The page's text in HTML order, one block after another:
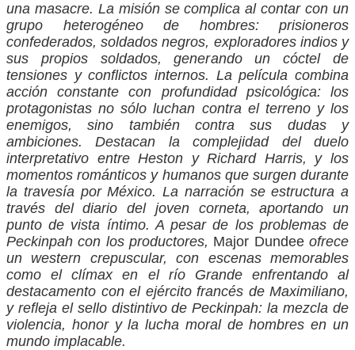
una masacre. La misión se complica al contar con un
grupo heterogéneo de hombres: prisioneros
confederados, soldados negros, exploradores indios y
sus propios soldados, generando un cóctel de
tensiones y conflictos internos. La película combina
acción constante con profundidad psicológica: los
protagonistas no sólo luchan contra el terreno y los
enemigos, sino también contra sus dudas y
ambiciones. Destacan la complejidad del duelo
interpretativo entre Heston y Richard Harris, y los
momentos románticos y humanos que surgen durante
la travesía por México. La narración se estructura a
través del diario del joven corneta, aportando un
punto de vista íntimo. A pesar de los problemas de
Peckinpah con los productores, Major Dundee ofrece
un western crepuscular, con escenas memorables
como el clímax en el río Grande enfrentando al
destacamento con el ejército francés de Maximiliano,
y refleja el sello distintivo de Peckinpah: la mezcla de
violencia, honor y la lucha moral de hombres en un
mundo implacable.